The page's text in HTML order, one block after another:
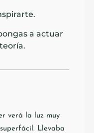
a actuar
verá la luz muy
Llevaba